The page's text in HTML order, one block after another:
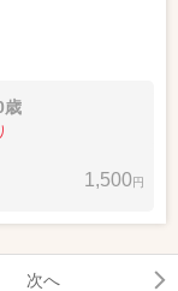
歳
1,500円
次へ